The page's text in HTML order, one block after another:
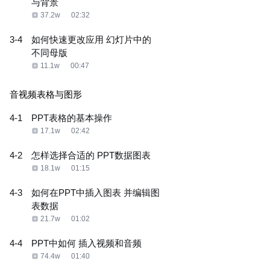
与背景
37.2w 02:32
3-4
如何快速更改应用 幻灯片中的
不同母版
11.1w 00:47
音视频表格与图形
4-1 PPT表格的基本操作
17.1w 02:42
4-2 怎样选择合适的 PPT数据图表
18.1w 01:15
4-3
如何在PPT中插入图表 并编辑图
表数据
21.7w 01:02
4-4 PPT中如何 插入视频和音频
74.4w 01:40